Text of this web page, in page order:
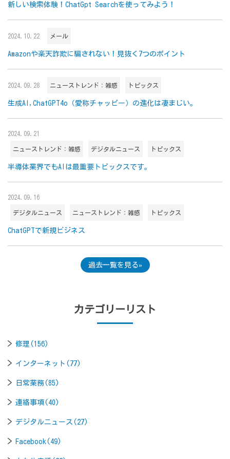
新しい検索体験！ChatGpt Searchを使ってみよう！
2024.10.22 メール
Amazonや楽天詐欺に騙されない！見抜く7つのポイント
2024.09.28 ニューストレンド：雑感 トピックス
生成AI,ChatGPT4o（愛称チャッピー）の進化は凄まじい。
2024.09.21
ニューストレンド：雑感 デジタルニュース トピックス
半導体業界でもAIは最重要トピックスです。
2024.09.16
デジタルニュース ニューストレンド：雑感 トピックス
ChatGPTで新規ビジネス
過去一覧を見る
カテゴリーリスト
修理(156)
インターネット(77)
日常業務(85)
連絡事項(40)
デジタルニュース(27)
Facebook(49)